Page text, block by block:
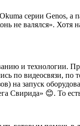
серии Genos, а
не валялся». Хотя
и технологии.
по видеосвязи,
на запуск
Свирида» 😊. То